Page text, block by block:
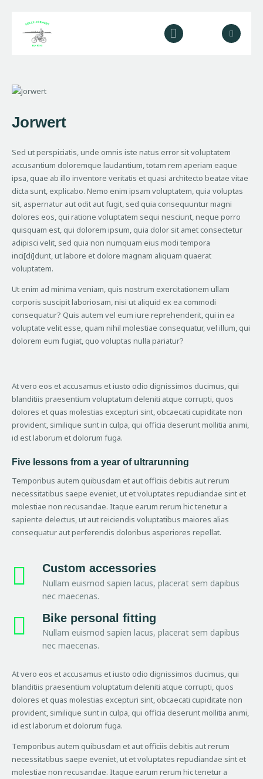
Galerij
Jorwert
Sed ut perspiciatis, unde omnis iste natus error sit voluptatem
accusantium doloremque laudantium, totam rem aperiam eaque
ipsa, quae ab illo inventore veritatis et quasi architecto beatae vitae
dicta sunt, explicabo. Nemo enim ipsam voluptatem, quia voluptas
sit, aspernatur aut odit aut fugit, sed quia consequuntur magni
dolores eos, qui ratione voluptatem sequi nesciunt, neque porro
quisquam est, qui dolorem ipsum, quia dolor sit amet consectetur
adipisci velit, sed quia non numquam eius modi tempora
inci[di]dunt, ut labore et dolore magnam aliquam quaerat
voluptatem.
Ut enim ad minima veniam, quis nostrum exercitationem ullam
corporis suscipit laboriosam, nisi ut aliquid ex ea commodi
consequatur? Quis autem vel eum iure reprehenderit, qui in ea
voluptate velit esse, quam nihil molestiae consequatur, vel illum, qui
dolorem eum fugiat, quo voluptas nulla pariatur?
At vero eos et accusamus et iusto odio dignissimos ducimus, qui
blanditiis praesentium voluptatum deleniti atque corrupti, quos
dolores et quas molestias excepturi sint, obcaecati cupiditate non
provident, similique sunt in culpa, qui officia deserunt mollitia animi,
id est laborum et dolorum fuga.
Five lessons from a year of ultrarunning
Temporibus autem quibusdam et aut officiis debitis aut rerum
necessitatibus saepe eveniet, ut et voluptates repudiandae sint et
molestiae non recusandae. Itaque earum rerum hic tenetur a
sapiente delectus, ut aut reiciendis voluptatibus maiores alias
consequatur aut perferendis doloribus asperiores repellat.
Custom accessories
Nullam euismod sapien lacus, placerat sem dapibus
nec maecenas.
Bike personal fitting
Nullam euismod sapien lacus, placerat sem dapibus
nec maecenas.
At vero eos et accusamus et iusto odio dignissimos ducimus, qui
blanditiis praesentium voluptatum deleniti atque corrupti, quos
dolores et quas molestias excepturi sint, obcaecati cupiditate non
provident, similique sunt in culpa, qui officia deserunt mollitia animi,
id est laborum et dolorum fuga.
Temporibus autem quibusdam et aut officiis debitis aut rerum
necessitatibus saepe eveniet, ut et voluptates repudiandae sint et
molestiae non recusandae. Itaque earum rerum hic tenetur a